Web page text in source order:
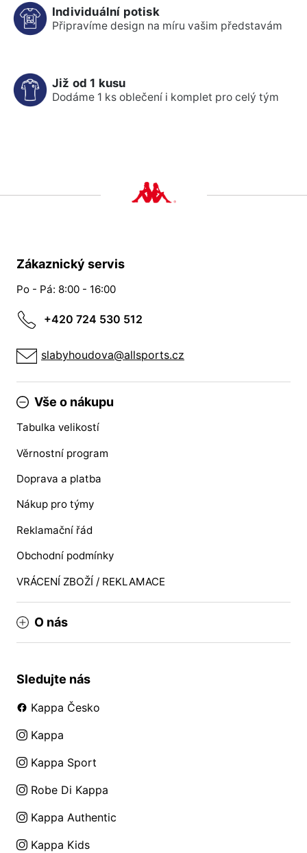
Individuální potisk
Připravíme design na míru vašim představám
Již od 1 kusu
Dodáme 1 ks oblečení i komplet pro celý tým
Zákaznický servis
Po - Pá: 8:00 - 16:00
+420 724 530 512
slabyhoudova@allsports.cz
Vše o nákupu
Tabulka velikostí
Věrnostní program
Doprava a platba
Nákup pro týmy
Reklamační řád
Obchodní podmínky
VRÁCENÍ ZBOŽÍ / REKLAMACE
O nás
Sledujte nás
Kappa Česko
Kappa
Kappa Sport
Robe Di Kappa
Kappa Authentic
Kappa Kids